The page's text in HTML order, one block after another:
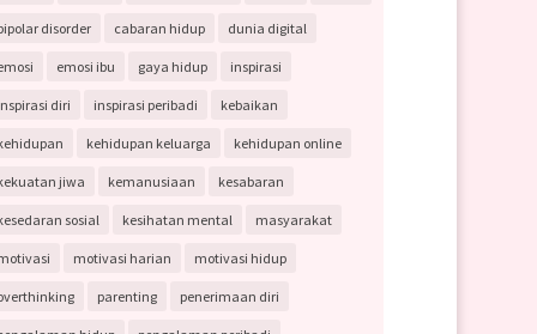
disorder cabaran hidup dunia digital
emosi ibu gaya hidup inspirasi
diri inspirasi peribadi kebaikan
kehidupan keluarga kehidupan online
jiwa kemanusiaan kesabaran
sosial kesihatan mental masyarakat
motivasi harian motivasi hidup
parenting penerimaan diri